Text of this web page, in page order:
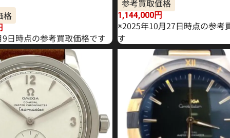
格
日時点の参考買取価格です
参考買取価格
1,144,000円
※2025年10月27日時点の参考
す